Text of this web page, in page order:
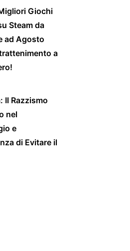
Giochi
Steam da
ad Agosto
a
Il Razzismo
nel
e
di Evitare il